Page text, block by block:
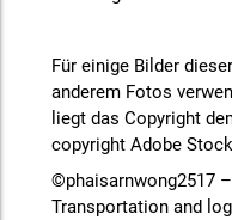
Für einige Bilder
anderem Fotos
liegt das Copyright
copyright Adobe Stock
©phaisarnwong2517
Transportation and